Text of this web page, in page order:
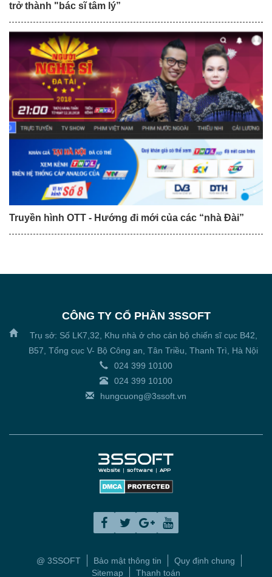
trở thành "bác sĩ tâm lý”
Truyền hình OTT - Hướng đi mới của các “nhà Đài”
CÔNG TY CỔ PHẦN 3SSOFT
Trụ sở: Số LK7,32, Khu nhà ở cho cán bộ chiến sĩ cục B42,
B57, Tổng cục V- Bộ Công an, Tân Triều, Thanh Trì, Hà Nội
024 399 10100
024 399 10100
hungcuong@3ssoft.vn
@ 3SSOFT Bảo mật thông tin
Quy định chung
Sitemap
Thanh toán